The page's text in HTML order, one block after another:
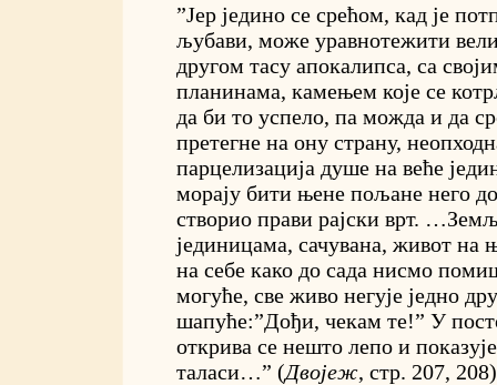
”Јер једино се срећом, кад је
љубави, може уравнотежити
другом тасу апокалипса, са
планинама, камењем које се
да би то успело, па можда и да
претегне на ону страну,
парцелизација душе на веће
морају бити њене пољане него
створио прави рајски врт.
јединицама, сачувана, живот на
на себе како до сада нисмо
могуће, све живо негује једно
шапуће:”Дођи, чекам те!” У
открива се нешто лепо и
таласи…” (Двојеж, стр. 207, 208)